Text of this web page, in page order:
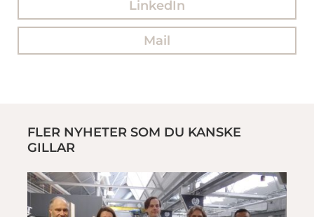
LinkedIn
Mail
FLER NYHETER SOM DU KANSKE
GILLAR